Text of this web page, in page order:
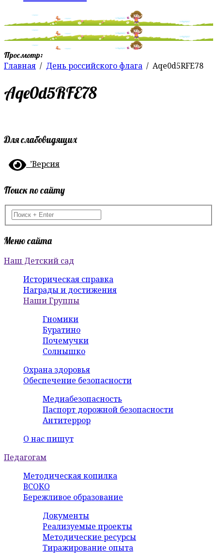
Просмотр:
Главная День российского флага Aqe0d5RFE78
Aqe0d5RFE78
Для слабовидящих
’Версия
Поиск по сайту
Меню сайта
Наш Детский сад
Историческая справка
Награды и достижения
Наши Группы
Гномики
Буратино
Почемучки
Солнышко
Охрана здоровья
Обеспечение безопасности
Медиабезопасность
Паспорт дорожной безопасности
Антитеррор
О нас пишут
Педагогам
Методическая копилка
ВСОКО
Бережливое образование
Документы
Реализуемые проекты
Методические ресурсы
Тиражирование опыта